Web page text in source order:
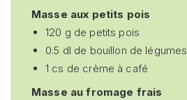
Masse aux petits pois
120 g de petits pois
0.5 dl de bouillon de légumes
1 cs de crème à café
Masse au fromage frais